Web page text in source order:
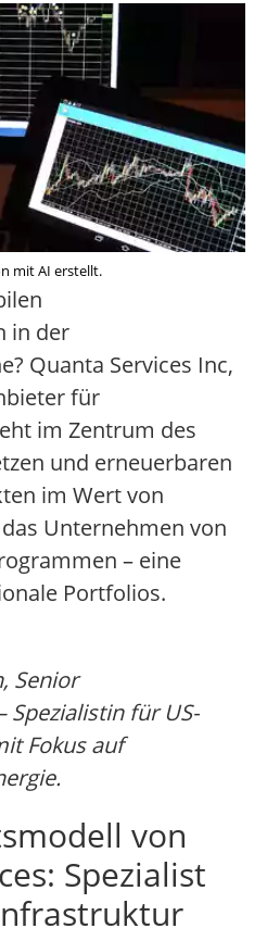
mit AI erstellt.
in der
Quanta Services Inc,
für
im Zentrum des
und erneuerbaren
im Wert von
Unternehmen von
– eine
Portfolios.
Senior
Spezialistin für US-
Fokus auf
von
Spezialist